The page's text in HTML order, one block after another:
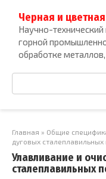
контенту
Черная и
Научно-
горной
обработке металлов,
Поиск:
Главная » Общие
дуговых сталеплавильных
Улавливание и
сталеплавильных